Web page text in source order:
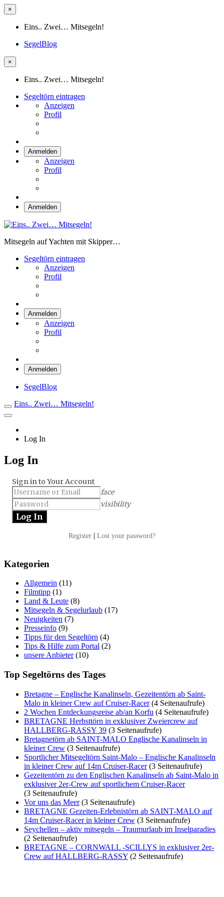
×
Eins.. Zwei… Mitsegeln!
SegelBlog
×
Eins.. Zwei… Mitsegeln!
Segeltörn eintragen
Anzeigen
Profil
Anmelden
Anzeigen
Profil
Anmelden
Mitsegeln auf Yachten mit Skipper…
Segeltörn eintragen
Anzeigen
Profil
Anmelden
Anzeigen
Profil
Anmelden
SegelBlog
Eins.. Zwei… Mitsegeln!
Log In
Log In
Sign in to Your Account
face
visibility
Register | Lost your password?
Kategorien
Allgemein (11)
Filmtipp (1)
Land & Leute (8)
Mitsegeln & Segelurlaub (17)
Neuigkeiten (7)
Presseinfo (9)
Tipps für den Segeltörn (4)
Tips & Hilfe zum Portal (2)
unsere Anbieter(10)
Top Segeltörns des Tages
Bretagne – Englische Kanalinseln, Gezeitentörn ab Saint-
Malo in kleiner Crew auf Cruiser-Racer(4 Seitenaufrufe)
2 Wochen Entdeckungsreise ab/an Korfu (4 Seitenaufrufe)
BRETAGNE Herbsttörn in exklusiver Zweiercrew auf
HALLBERG-RASSY 39 (3 Seitenaufrufe)
Bretagnetörn ab SAINT-MALO Englische Kanalinseln in
kleiner Crew (3 Seitenaufrufe)
Sportlicher Mitsegeltörn Saint-Malo – Englische Kanalinseln
in kleiner Crew auf 14m Cruiser-Racer(3 Seitenaufrufe)
Gezeitentörn zu den Englischen Kanalinseln ab Saint-Malo in
exklusiver 2er-Crew auf sportlichem Cruiser-Racer
(3 Seitenaufrufe)
Vor uns das Meer(3 Seitenaufrufe)
BRETAGNE Gezeiten-Erlebnistörn ab SAINT-MALO auf
14m Cruiser-Racer in kleiner Crew (3 Seitenaufrufe)
Seychellen – aktiv mitsegeln – Traumurlaub im Inselparadies
(2 Seitenaufrufe)
BRETAGNE – CORNWALL -SCILLYS in exklusiver 2er-
Crew auf HALLBERG-RASSY (2 Seitenaufrufe)